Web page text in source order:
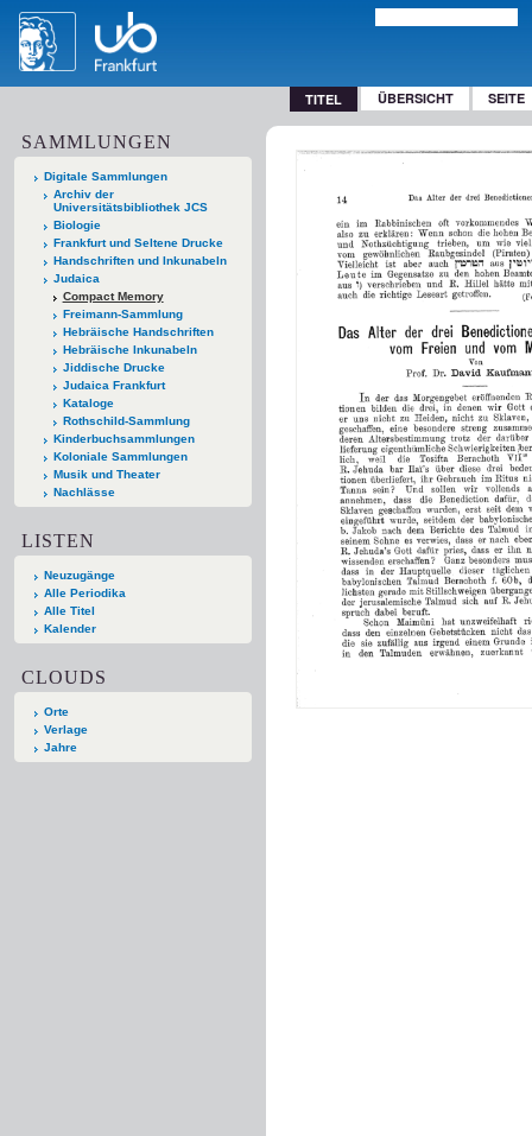
TITEL ÜBERSICHT SEITE
SAMMLUNGEN
Digitale Sammlungen
Archiv der
Universitätsbibliothek JCS
Biologie
Frankfurt und Seltene Drucke
Handschriften und Inkunabeln
Judaica
Compact Memory
Freimann-Sammlung
Hebräische Handschriften
Hebräische Inkunabeln
Jiddische Drucke
Judaica Frankfurt
Kataloge
Rothschild-Sammlung
Kinderbuchsammlungen
Koloniale Sammlungen
Musik und Theater
Nachlässe
LISTEN
Neuzugänge
Alle Periodika
Alle Titel
Kalender
CLOUDS
Orte
Verlage
Jahre